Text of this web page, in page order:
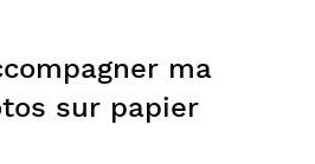
ma
sur papier